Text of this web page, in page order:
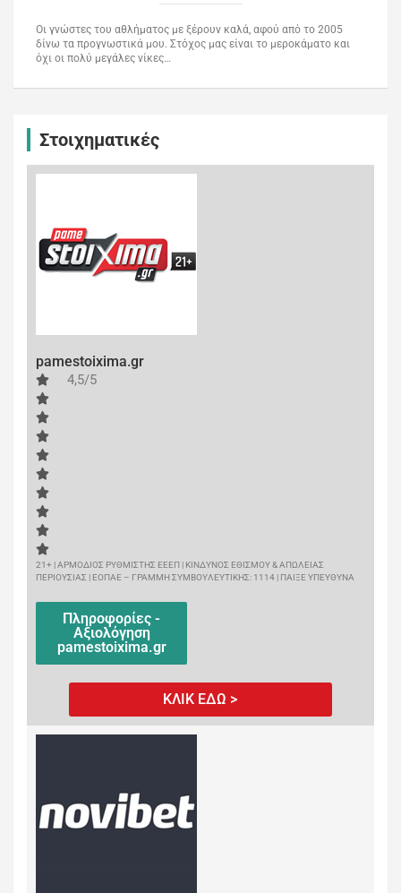
Οι γνώστες του αθλήματος με ξέρουν καλά, αφού από το 2005
δίνω τα προγνωστικά μου. Στόχος μας είναι το μεροκάματο και
όχι οι πολύ μεγάλες νίκες…
Στοιχηματικές
pamestoixima.gr
4,5/5
21+ | ΑΡΜΟΔΙΟΣ ΡΥΘΜΙΣΤΗΣ ΕΕΕΠ | ΚΙΝΔΥΝΟΣ ΕΘΙΣΜΟΥ & ΑΠΩΛΕΙΑΣ
ΠΕΡΙΟΥΣΙΑΣ | ΕΟΠΑΕ – ΓΡΑΜΜΗ ΣΥΜΒΟΥΛΕΥΤΙΚΗΣ: 1114 | ΠΑΙΞΕ ΥΠΕΥΘΥΝΑ
Πληροφορίες -
Αξιολόγηση
pamestoixima.gr
ΚΛΙΚ ΕΔΩ >